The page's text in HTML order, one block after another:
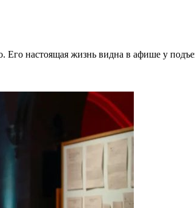
Его настоящая жизнь видна в афише у